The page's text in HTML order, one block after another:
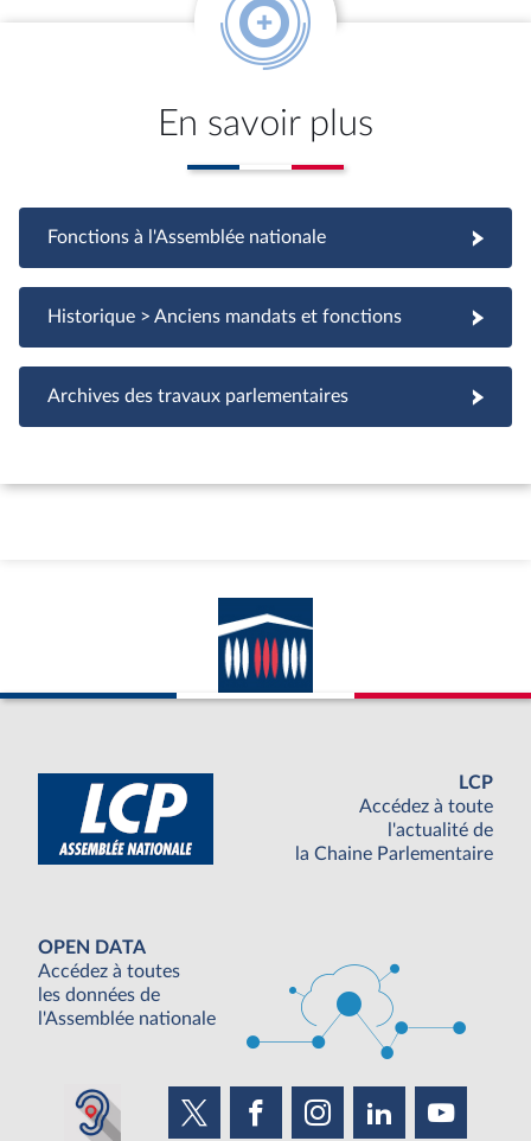
En savoir plus
Fonctions à l'Assemblée nationale
Fonctions à l'Assemblée nationale
Historique > Anciens mandats et fonctions
Archives des travaux parlementaires
LCP
Accédez à toute
l'actualité de
la Chaine Parlementaire
OPEN DATA
Accédez à toutes
les données de
l'Assemblée nationale